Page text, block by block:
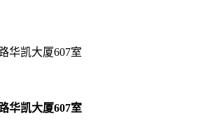
华凯大厦607室
华凯大厦607室